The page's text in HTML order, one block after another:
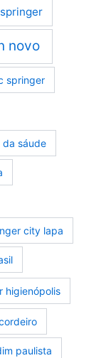
novo
springer
sáude
city lapa
higienópolis
paulista